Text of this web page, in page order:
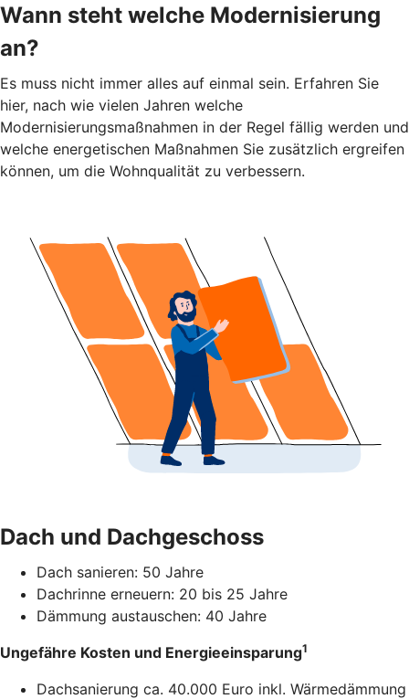
Wann steht welche Modernisierung
an?
Es muss nicht immer alles auf einmal sein. Erfahren Sie
hier, nach wie vielen Jahren welche
Modernisierungsmaßnahmen in der Regel fällig werden und
welche energetischen Maßnahmen Sie zusätzlich ergreifen
können, um die Wohnqualität zu verbessern.
Dach und Dachgeschoss
Dach sanieren: 50 Jahre
Dachrinne erneuern: 20 bis 25 Jahre
Dämmung austauschen: 40 Jahre
Ungefähre Kosten und Energieeinsparung1
Dachsanierung ca. 40.000 Euro inkl. Wärmedämmung